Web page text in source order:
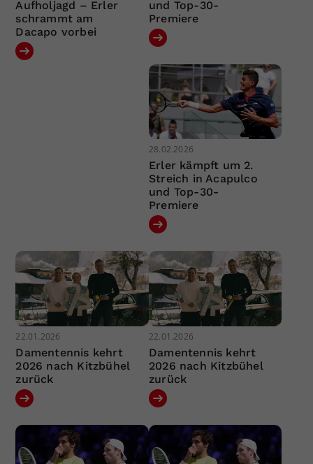
Aufholjagd – Erler
schrammt am
Dacapo vorbei
und Top-30-
Premiere
28.02.2026
Erler kämpft um 2.
Streich in Acapulco
und Top-30-
Premiere
22.01.2026
Damentennis kehrt
2026 nach Kitzbühel
zurück
22.01.2026
Damentennis kehrt
2026 nach Kitzbühel
zurück